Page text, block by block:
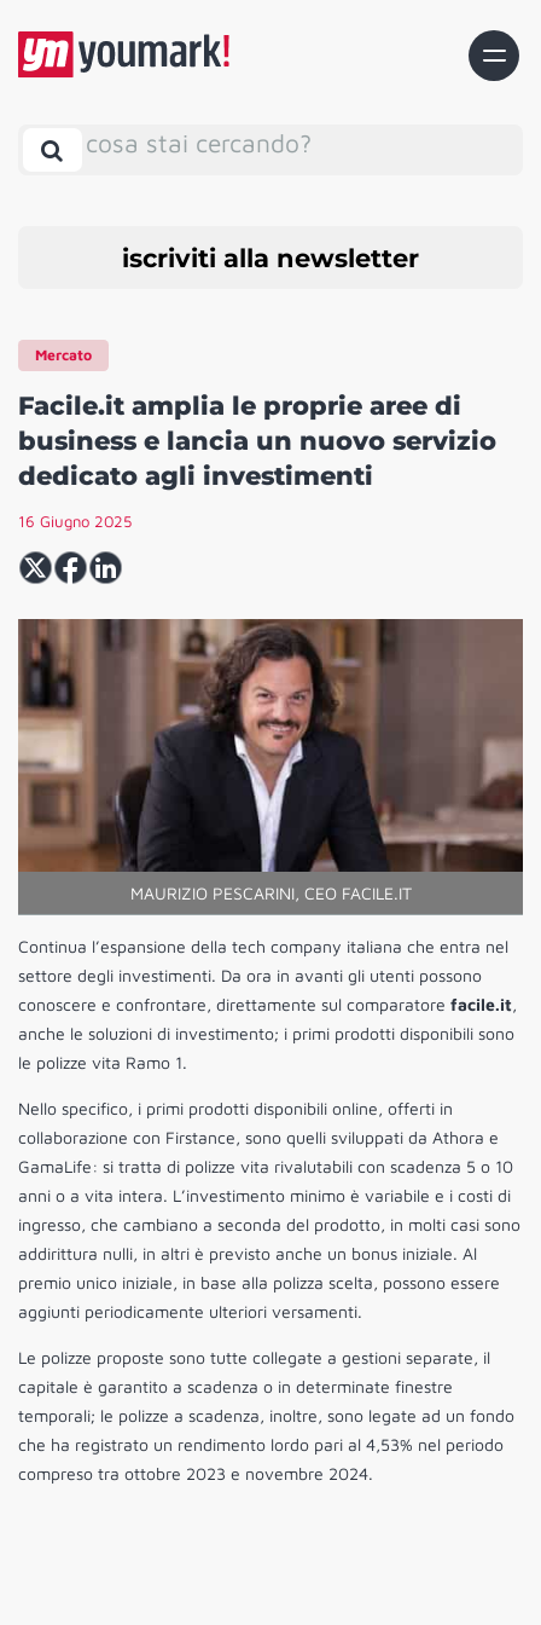
cosa stai cercando?
iscriviti alla newsletter
Mercato
Facile.it amplia le proprie aree di
business e lancia un nuovo servizio
dedicato agli investimenti
16 Giugno 2025
MAURIZIO PESCARINI, CEO FACILE.IT
Continua l’espansione della tech company italiana che entra nel
settore degli investimenti. Da ora in avanti gli utenti possono
conoscere e confrontare, direttamente sul comparatore facile.it,
anche le soluzioni di investimento; i primi prodotti disponibili sono
le polizze vita Ramo 1.
Nello specifico, i primi prodotti disponibili online, offerti in
collaborazione con Firstance, sono quelli sviluppati da Athora e
GamaLife: si tratta di polizze vita rivalutabili con scadenza 5 o 10
anni o a vita intera. L’investimento minimo è variabile e i costi di
ingresso, che cambiano a seconda del prodotto, in molti casi sono
addirittura nulli, in altri è previsto anche un bonus iniziale. Al
premio unico iniziale, in base alla polizza scelta, possono essere
aggiunti periodicamente ulteriori versamenti.
Le polizze proposte sono tutte collegate a gestioni separate, il
capitale è garantito a scadenza o in determinate finestre
temporali; le polizze a scadenza, inoltre, sono legate ad un fondo
che ha registrato un rendimento lordo pari al 4,53% nel periodo
compreso tra ottobre 2023 e novembre 2024.